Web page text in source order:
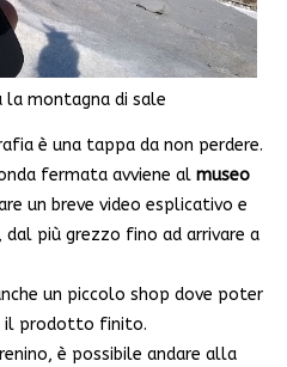
la montagna di sale
è una tappa da non perdere.
fermata avviene al museo
un breve video esplicativo e
più grezzo fino ad arrivare a
un piccolo shop dove poter
il prodotto finito.
è possibile andare alla